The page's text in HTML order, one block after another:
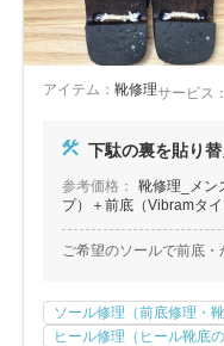
アイテム： 靴修理サービス：
下駄の裏を貼り
参考価格：
靴修理_メン
プ）＋前底（Vibramタ
ご希望のソールで前底・
ソール修理（前底修理・靴
ヒール修理（ヒール靴底の